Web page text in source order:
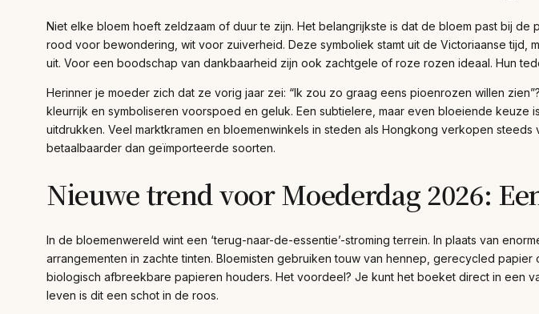
Niet elke bloem hoeft zeldzaam of duur te zijn. Het belangrijkste is dat de bloem past bij
rood voor bewondering, wit voor zuiverheid. Deze symboliek stamt uit de Victoriaanse tijd,
uit. Voor een boodschap van dankbaarheid zijn ook zachtgele of roze rozen ideaal. Hun
Herinner je moeder zich dat ze vorig jaar zei: “Ik zou zo graag eens pioenrozen willen
kleurrijk en symboliseren voorspoed en geluk. Een subtielere, maar even bloeiende
uitdrukken. Veel marktkramen en bloemenwinkels in steden als Hongkong verkopen
betaalbaarder dan geïmporteerde soorten.
Nieuwe trend voor Moederdag 2026:
In de bloemenwereld wint een ‘terug-naar-de-essentie’-stroming terrein. In plaats van
arrangementen in zachte tinten. Bloemisten gebruiken touw van hennep, gerecycled
biologisch afbreekbare papieren houders. Het voordeel? Je kunt het boeket direct in een
leven is dit een schot in de roos.